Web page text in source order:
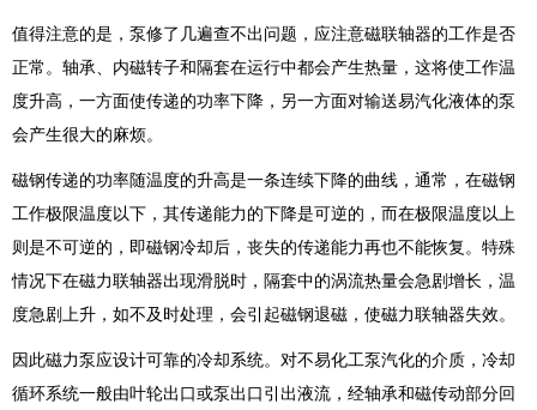
值得注意的是，泵修了几遍查不出问题，应注意磁联轴器的工作是否
正常。轴承、内磁转子和隔套在运行中都会产生热量，这将使工作温
度升高，一方面使传递的功率下降，另一方面对输送易汽化液体的泵
会产生很大的麻烦。
磁钢传递的功率随温度的升高是一条连续下降的曲线，通常，在磁钢
工作极限温度以下，其传递能力的下降是可逆的，而在极限温度以上
则是不可逆的，即磁钢冷却后，丧失的传递能力再也不能恢复。特殊
情况下在磁力联轴器出现滑脱时，隔套中的涡流热量会急剧增长，温
度急剧上升，如不及时处理，会引起磁钢退磁，使磁力联轴器失效。
因此磁力泵应设计可靠的冷却系统。对不易化工泵汽化的介质，冷却
循环系统一般由叶轮出口或泵出口引出液流，经轴承和磁传动部分回